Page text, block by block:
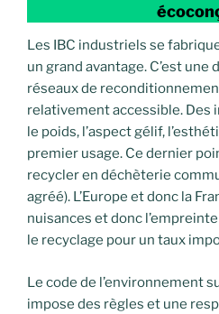
Les IBC industriels se
un grand avantage. C’est
réseaux de
relativement accessible. Des
le poids, l’aspect gélif,
premier usage. Ce dernier
recycler en déchèterie
agréé). L’Europe et donc la
nuisances et donc
le recyclage pour un taux
Le code de l’environnement
impose des règles et une